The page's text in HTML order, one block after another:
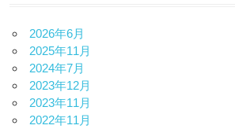
2026年6月
2025年11月
2024年7月
2023年12月
2023年11月
2022年11月